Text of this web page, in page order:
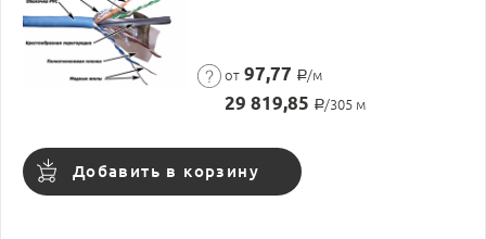
от 97,77 Р/м
29 819,85 Р/305 м
Добавить в корзину